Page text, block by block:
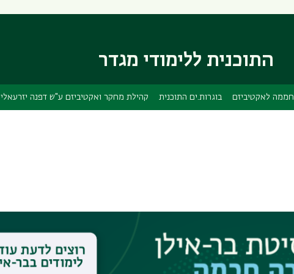
ראשי
התוכנית ללימודי מגדר
חממה לאקטיביזם בוגרות.ים התוכנית קהילת מחקר ואקטיביזם ע"ש דפנה יזרעאלי